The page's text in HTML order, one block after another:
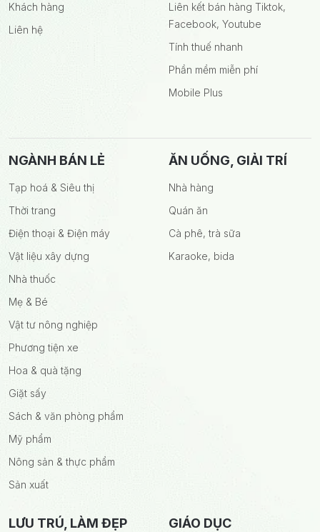
Khách hàng
Liên hệ
Liên kết bán hàng Tiktok,
Facebook, Youtube
Tính thuế nhanh
Phần mềm miễn phí
Mobile Plus
NGÀNH BÁN LẺ
Tạp hoá & Siêu thị
Thời trang
Điện thoại & Điện máy
Vật liệu xây dựng
Nhà thuốc
Mẹ & Bé
Vật tư nông nghiệp
Phương tiện xe
Hoa & quà tặng
Giặt sấy
Sách & văn phòng phẩm
Mỹ phẩm
Nông sản & thực phẩm
Sản xuất
ĂN UỐNG, GIẢI TRÍ
Nhà hàng
Quán ăn
Cà phê, trà sữa
Karaoke, bida
LƯU TRÚ, LÀM ĐẸP GIÁO DỤC